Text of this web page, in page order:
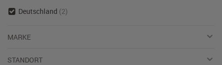
Deutschland (2)
MARKE
STANDORT